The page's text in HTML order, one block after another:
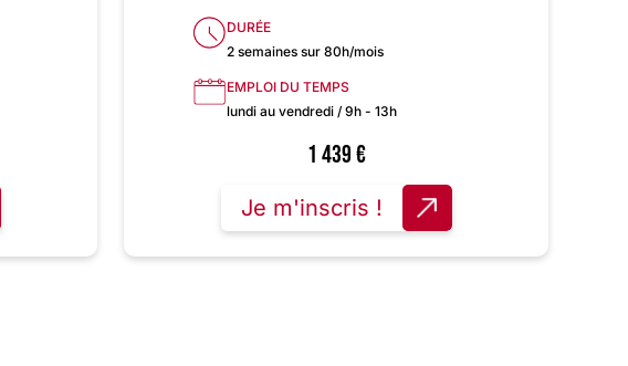
DURÉE
2 semaines sur 80h/mois
EMPLOI DU TEMPS
lundi au vendredi / 9h - 13h
1 439€
Je m'inscris !